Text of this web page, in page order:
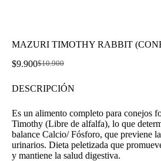
MAZURI TIMOTHY RABBIT
$10.900
El
original
$10.900.
$9.900El
actual
$9.900.
DESCRIPCIÓN
Es un alimento completo para conejos
Timothy (Libre de alfalfa), lo que
balance Calcio/ Fósforo, que previene
urinarios. Dieta peletizada que
y mantiene la salud digestiva.